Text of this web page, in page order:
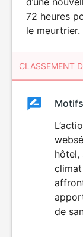
72 heures
le meurtrier.
CLASSEMENT
Classement
hôtel,
de